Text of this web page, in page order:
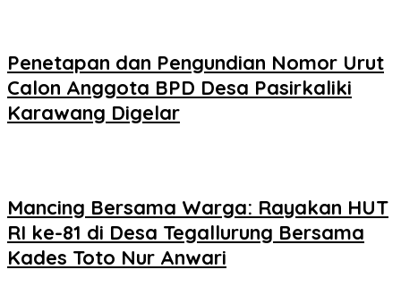
Penetapan dan Pengundian Nomor Urut
Calon Anggota BPD Desa Pasirkaliki
Karawang Digelar
Mancing Bersama Warga: Rayakan HUT
RI ke-81 di Desa Tegallurung Bersama
Kades Toto Nur Anwari